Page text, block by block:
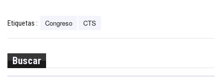
Etiquetas : Congreso CTS
Buscar